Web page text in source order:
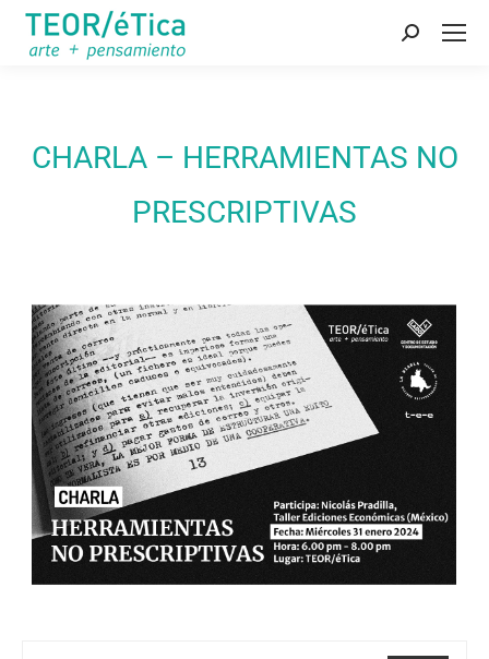
Buscar:
CHARLA – HERRAMIENTAS NO
PRESCRIPTIVAS